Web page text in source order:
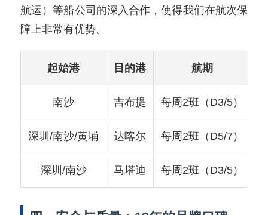
航运）等船公司的深入合作，使得我们在航次保
障上非常有优势。
起始港 目的港 航期
南沙 吉布提 每周2班（D3/5）
深圳/南沙/黄埔 达喀尔 每周2班（D5/7）
深圳/南沙 马塔迪 每周2班（D3/5）